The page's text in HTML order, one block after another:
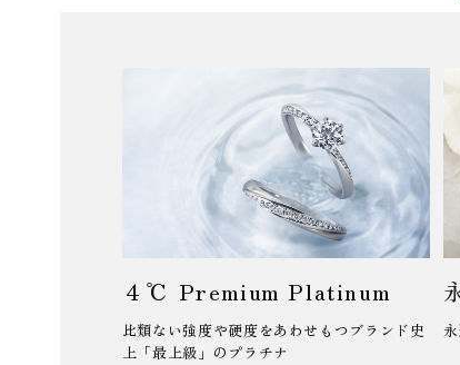
４℃ Premium Platinum
比類ない強度や硬度をあわせもつブランド史
上「最上級」のプラチナ